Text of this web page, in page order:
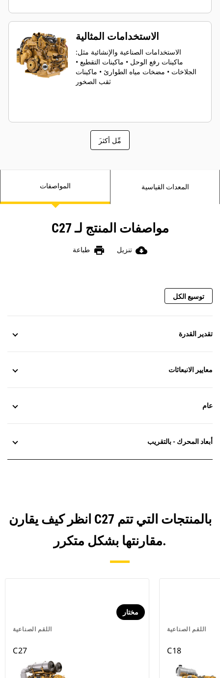
الاستخدامات المثالية
الاستخدامات الصناعية والإنشائية مثل:
ماكينات رفع الوحل • ماكينات التقطيع •
الجلاخات • مضخات مياه الطوارئ • ماكينات
ثقب الصخور
َمِّل أكثر
المواصفات المعدات القياسية
مواصفات المنتج لـ C27
cloud_download تنزيل print طباعة
توسيع الكل
تقدير القدرة
معايير الانبعاثات
عام
أبعاد المحرك - بالتقريب
انظر كيف يقارن C27 بالمنتجات التي تتم
مقارنتها بشكل متكرر.
اللقم الصناعية
مختار
C27
اللقم الصناعية
C18